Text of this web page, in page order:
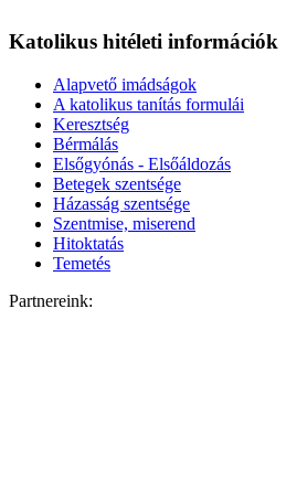
Katolikus hitéleti információk
Alapvető imádságok
A katolikus tanítás formulái
Keresztség
Bérmálás
Elsőgyónás - Elsőáldozás
Betegek szentsége
Házasság szentsége
Szentmise, miserend
Hitoktatás
Temetés
Partnereink: